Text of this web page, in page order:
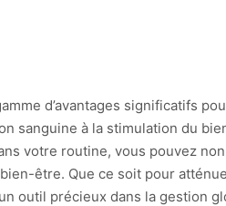
d’avantages significatifs
sanguine à la stimulation du
votre routine, vous pouvez
être. Que ce soit pour
outil précieux dans la gestion